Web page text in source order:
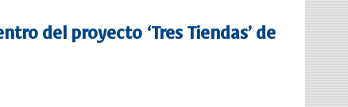
del proyecto ‘Tres Tiendas’ de